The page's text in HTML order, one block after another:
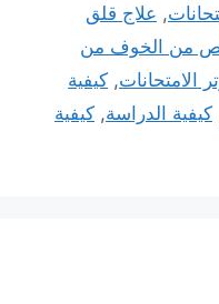
, علاج قلق
من الخوف من
الامتحانات, كيفية
كيفية الدراسة, كيفية